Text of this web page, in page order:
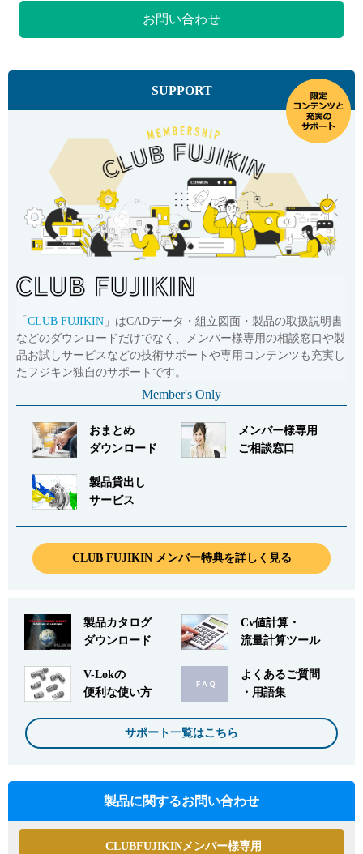
お問い合わせ
SUPPORT
「 CLUB FUJIKIN 」はCADデータ・組立図面・製品の取扱説明書
などのダウンロードだけでなく、メンバー様専用の相談窓口や製
品お試しサービスなどの技術サポートや専用コンテンツも充実し
たフジキン独自のサポートです。
Member's Only
おまとめ
ダウンロード
メンバー様専用
ご相談窓口
製品貸出し
サービス
CLUB FUJIKIN メンバー特典を詳しく見る
製品カタログ
ダウンロード
Cv値計算・
流量計算ツール
V-Lokの
便利な使い方
よくあるご質問
・用語集
サポート一覧はこちら
製品に関するお問い合わせ
CLUBFUJIKINメンバー様専用